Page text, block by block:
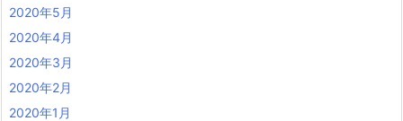
2020年5月
2020年4月
2020年3月
2020年2月
2020年1月